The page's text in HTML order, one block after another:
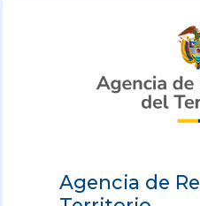
Agencia de